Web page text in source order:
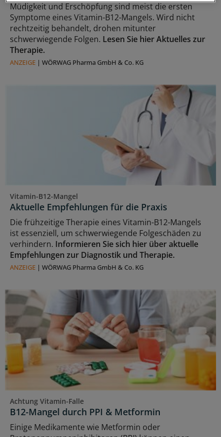
Müdigkeit und Erschöpfung sind meist die ersten
Symptome eines Vitamin-B12-Mangels. Wird nicht
rechtzeitig behandelt, drohen mitunter
schwerwiegende Folgen. Lesen Sie hier Aktuelles zur
Therapie.
ANZEIGE | WÖRWAG Pharma GmbH & Co. KG
Vitamin-B12-Mangel
Aktuelle Empfehlungen für die Praxis
Die frühzeitige Therapie eines Vitamin-B12-Mangels
ist essenziell, um schwerwiegende Folgeschäden zu
verhindern. Informieren Sie sich hier über aktuelle
Empfehlungen zur Diagnostik und Therapie.
ANZEIGE | WÖRWAG Pharma GmbH & Co. KG
Achtung Vitamin-Falle
B12-Mangel durch PPI & Metformin
Einige Medikamente wie Metformin oder